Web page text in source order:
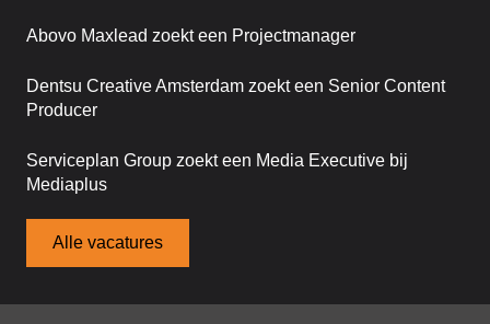
Abovo Maxlead zoekt een Projectmanager
Dentsu Creative Amsterdam zoekt een Senior Content
Producer
Serviceplan Group zoekt een Media Executive bij
Mediaplus
Alle vacatures